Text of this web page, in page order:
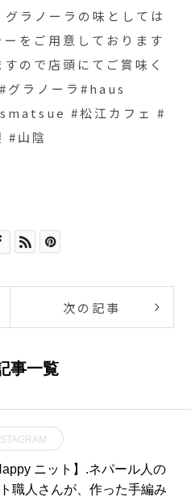
ラノーラの味としては
をご用意しております
ので店頭にてご賞味く
グラノーラ#haus
#松江カフェ #
#山陰
次の記事
事一覧
ニット】.ネパール人の
職人さんが、作った手編み